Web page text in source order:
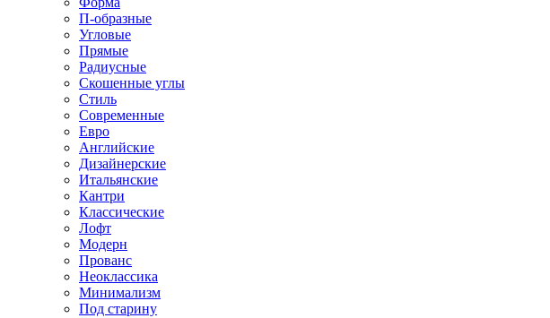
П-образные
Угловые
Прямые
Радиусные
Скошенные углы
Стиль
Современные
Евро
Английские
Дизайнерские
Итальянские
Кантри
Классические
Лофт
Модерн
Прованс
Неоклассика
Минимализм
Под старину